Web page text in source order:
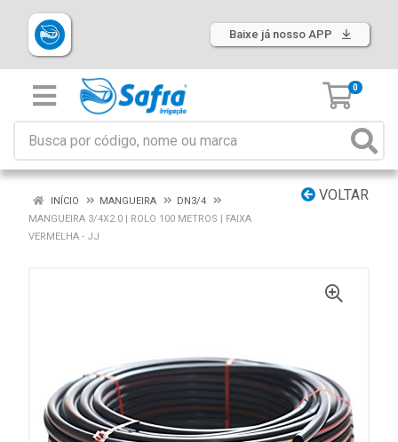
Baixe já nosso APP
0
VOLTAR
INÍCIO MANGUEIRA
DN3/4
MANGUEIRA 3/4X2.0 | ROLO 100 METROS | FAIXA
VERMELHA - JJ